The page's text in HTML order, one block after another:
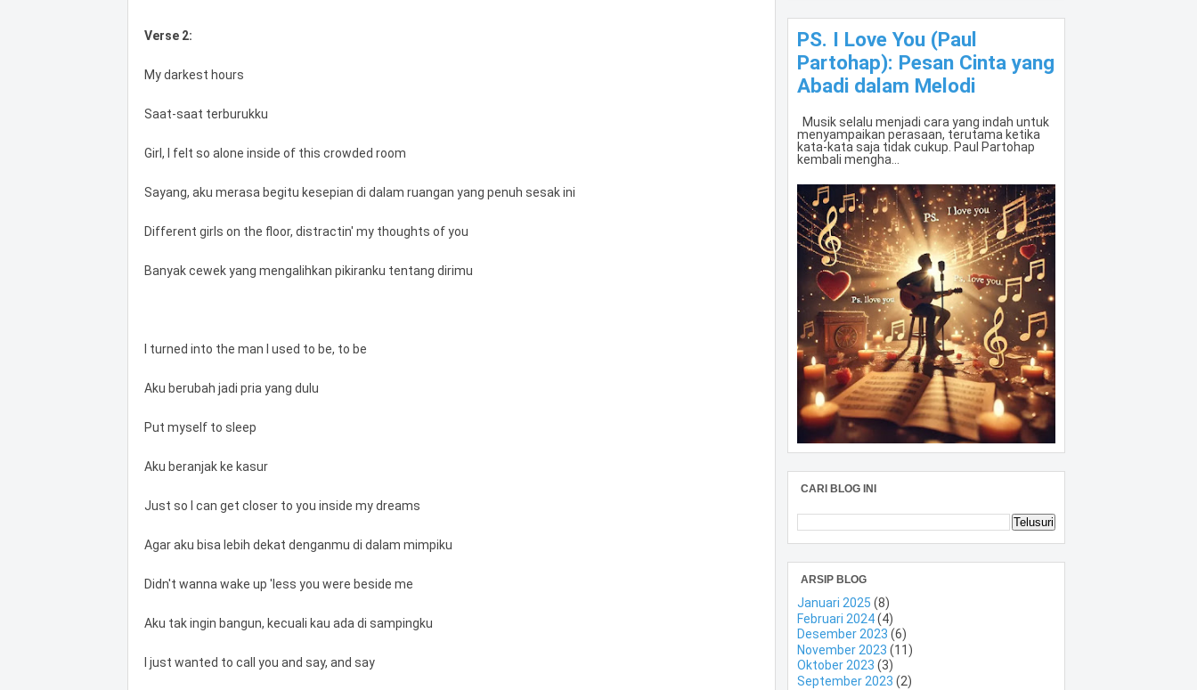
Verse 2:
My darkest hours
Saat-saat terburukku
Girl, I felt so alone inside of this crowded room
Sayang, aku merasa begitu kesepian di dalam ruangan yang penuh sesak ini
Different girls on the floor, distractin' my thoughts of you
Banyak cewek yang mengalihkan pikiranku tentang dirimu
I turned into the man I used to be, to be
Aku berubah jadi pria yang dulu
Put myself to sleep
Aku beranjak ke kasur
Just so I can get closer to you inside my dreams
Agar aku bisa lebih dekat denganmu di dalam mimpiku
Didn't wanna wake up 'less you were beside me
Aku tak ingin bangun, kecuali kau ada di sampingku
I just wanted to call you and say, and say
PS. I Love You (Paul
Partohap): Pesan Cinta yang
Abadi dalam Melodi
Musik selalu menjadi cara yang indah untuk
menyampaikan perasaan, terutama ketika
kata-kata saja tidak cukup. Paul Partohap
kembali mengha...
CARI BLOG INI
ARSIP BLOG
Januari 2025 (8)
Februari 2024(4)
Desember 2023 (6)
November 2023 (11)
Oktober 2023 (3)
September 2023 (2)